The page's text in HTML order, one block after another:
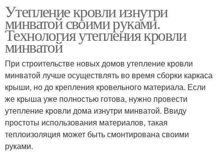
Утепление кровли изнутри
минватой своими руками.
Технология утепления кровли
минватой
При строительстве новых домов утепление кровли
минватой лучше осуществлять во время сборки каркаса
крыши, но до крепления кровельного материала. Если
же крыша уже полностью готова, нужно провести
утепление кровли дома изнутри минватой. Ввиду
простоты использования материалов, такая
теплоизоляция может быть смонтирована своими
руками.